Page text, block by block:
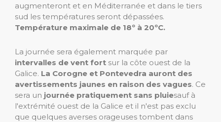
augmenteront et en Méditerranée et dans le tiers
sud les températures seront dépassées.
Température maximale de 18º à 20ºC.
La journée sera également marquée par
intervalles de vent fort sur la côte ouest de la
Galice. La Corogne et Pontevedra auront des
avertissements jaunes en raison des vagues. Ce
sera un journée pratiquement sans pluiesauf à
l'extrémité ouest de la Galice et il n'est pas exclu
que quelques averses orageuses tombent dans